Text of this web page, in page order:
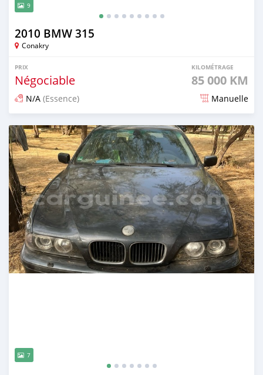
9
2010 BMW 315
Conakry
PRIX
Négociable
KILOMÉTRAGE
85 000 KM
N/A (Essence) Manuelle
Publié il y a 5 mois
7